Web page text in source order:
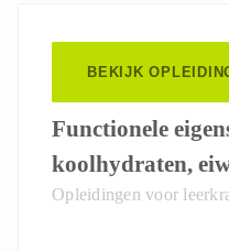
BEKIJK
Functionele
koolhydraten,
Opleidingen voor